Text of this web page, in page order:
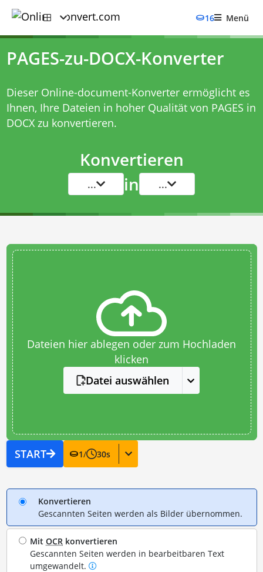
16 Menü
PAGES-zu-DOCX-Konverter
Dieser Online-document-Konverter ermöglicht es
Ihnen, Ihre Dateien in hoher Qualität von PAGES in
DOCX zu konvertieren.
Konvertieren
... in ...
Dateien hier ablegen oder zum Hochladen
klicken
Datei auswählen
START 1/ 30s
Konvertieren
Gescannten Seiten werden als Bilder übernommen.
MitOCR konvertieren
Gescannten Seiten werden in bearbeitbaren Text
umgewandelt.